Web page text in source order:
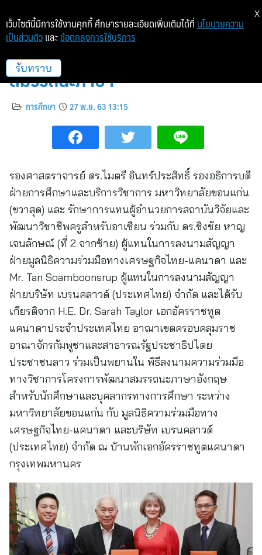
มข.ลงนาม MOU 3 ฝ่าย พัฒนา
สมรรถนะภาษา
การศึกษา 27 พ.ย. 63 13:15
รองศาสตราจารย์ ดร.ไมตรี อินทร์ประสิทธิ์ รองอธิการบดี
ฝ่ายการศึกษาและบริการวิชาการ มหาวิทยาลัยขอนแก่น
(ขวาสุด) และ รักษาการแทนผู้อำนวยการสถาบันวิจัยและ
พัฒนาวิชาชีพครูสำหรับอาเซียน ร่วมกับ ดร.ชิงชัย หาญ
เจนลักษณ์ (ที่ 2 จากซ้าย) ผู้แทนในการลงนามสัญญา
ฝ่ายมูลนิธิความร่วมมือทางเศรษฐกิจไทย-แคนาดา และ
Mr. Tan Soamboonsrup ผู้แทนในการลงนามสัญญา
ฝ่ายบริษัท เบรนคลาวด์ (ประเทศไทย) จำกัด และได้รับ
เกียรติจาก H.E. Dr. Sarah Taylor เอกอัครราชทูต
แคนาดาประจำประเทศไทย อาณาเขตครอบคลุมราช
อาณาจักรกัมพูชาและสาธารณรัฐประชาธิปไตย
ประชาชนลาว ร่วมเป็นพยานใน พิธีลงนามความร่วมมือ
ทางวิชาการโครงการพัฒนาสมรรถนะภาษาอังกฤษ
สำหรับนักศึกษาและบุคลากรทางการศึกษา ระหว่าง
มหาวิทยาลัยขอนแก่น กับ มูลนิธิความร่วมมือทาง
เศรษฐกิจไทย-แคนาดา และบริษัท เบรนคลาวด์
(ประเทศไทย) จำกัด ณ บ้านพักเอกอัครราชทูตแคนาดา
กรุงเทพมหานคร
เว็บไซต์นี้มีการใช้งานคุกกี้ ศึกษารายละเอียดเพิ่มเติมได้ที่ นโยบายความ
เป็นส่วนตัว และ ข้อตกลงการใช้บริการ
รับทราบ
X